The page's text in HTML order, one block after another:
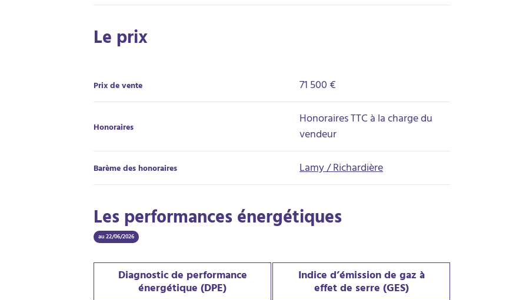
Le prix
Prix de vente 71 500 €
Honoraires Honoraires TTC à la charge du
vendeur
Barème des honoraires Lamy / Richardière
Les performances énergétiques
au 22/06/2026
Diagnostic de performance
énergétique (DPE)
Indice d’émission de gaz à
effet de serre (GES)